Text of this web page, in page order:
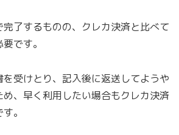
了するものの、クレカ決済と比べて
です。
受けとり、記入後に返送してようや
め、早く利用したい場合もクレカ決済
。